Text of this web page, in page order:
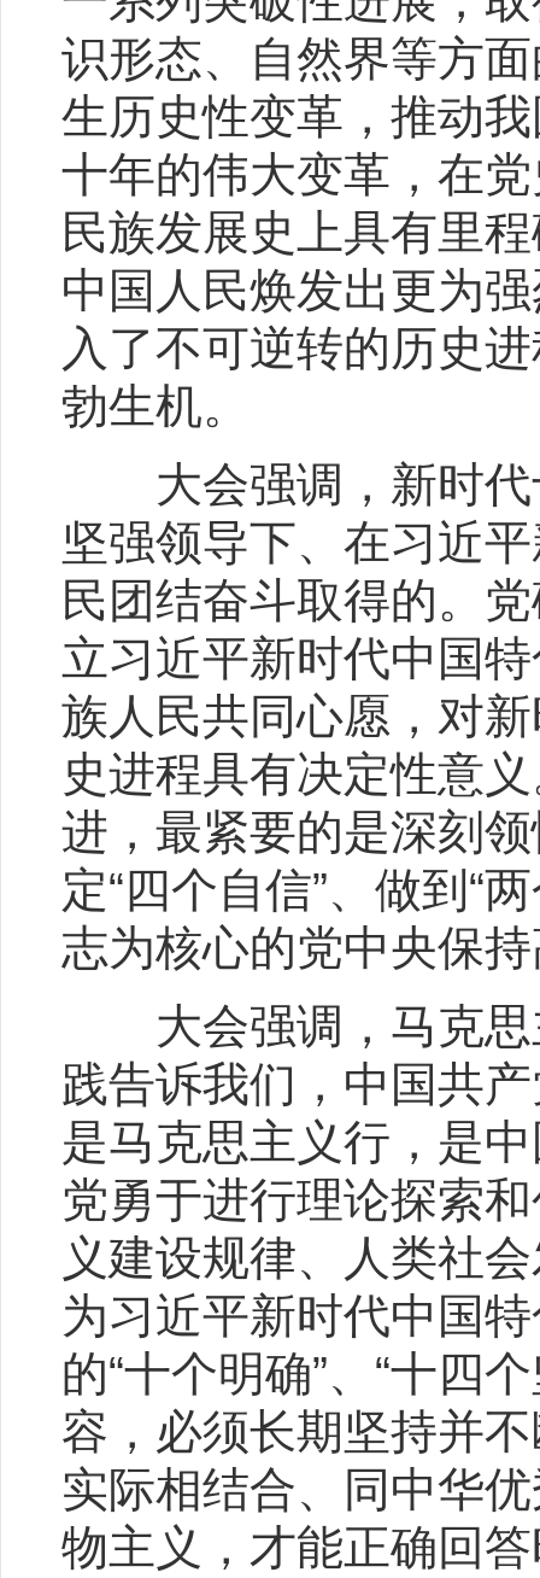
识形态、自然界等方
生历史性变革，推动
十年的伟大变革，在
民族发展史上具有里
中国人民焕发出更为
入了不可逆转的历史
勃生机。
大会强调，新时代
坚强领导下、在习近
民团结奋斗取得的。
立习近平新时代中国
族人民共同心愿，对
史进程具有决定性意
进，最紧要的是深刻领
定“四个自信”、做到“
志为核心的党中央保
大会强调，马克思
践告诉我们，中国共
是马克思主义行，是
党勇于进行理论探索
义建设规律、人类社
为习近平新时代中国
的“十个明确”、“十四
容，必须长期坚持并
实际相结合、同中华
物主义，才能正确回